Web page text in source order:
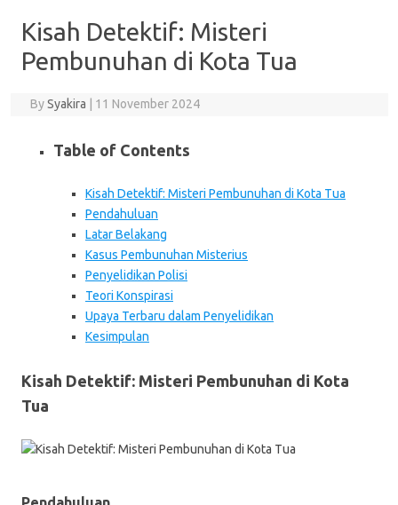
Kisah Detektif: Misteri
Pembunuhan di Kota Tua
BySyakira 11 November 2024
Table of Contents
Kisah Detektif: Misteri Pembunuhan di Kota Tua
Pendahuluan
Latar Belakang
Kasus Pembunuhan Misterius
Penyelidikan Polisi
Teori Konspirasi
Upaya Terbaru dalam Penyelidikan
Kesimpulan
Kisah Detektif: Misteri Pembunuhan di Kota
Tua